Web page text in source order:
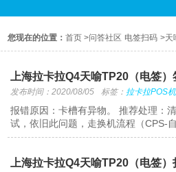
您现在的位置：首页 >问答社区 电签扫码 >天
上海拉卡拉Q4天喻TP20（电签
发布时间：2020/08/05 标签： 拉卡拉POS
报错原因：卡槽有异物。 推荐处理：
试，依旧此问题，走换机流程（CPS-自
上海拉卡拉Q4天喻TP20（电签